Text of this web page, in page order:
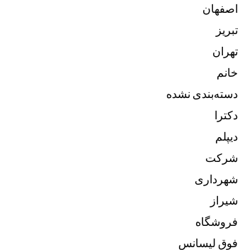
اصفهان
تبریز
تهران
خانم
دسته‌بندی نشده
دکترا
دیپلم
شرکت
شهرداری
شیراز
فروشگاه
فوق لیسانس